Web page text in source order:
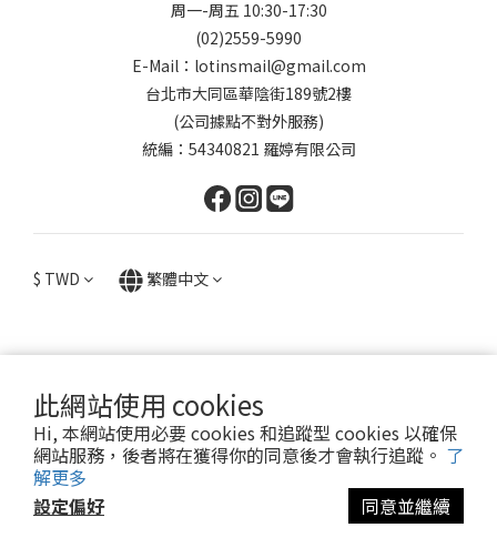
此網站使用 cookies
Hi, 本網站使用必要 cookies 和追蹤型 cookies 以確保
網站服務，後者將在獲得你的同意後才會執行追蹤。 了
解更多
設定偏好
同意並繼續
周一-周五 10:30-17:30
(02)2559-5990
E-Mail：lotinsmail@gmail.com
台北市大同區華陰街189號2樓
(公司據點不對外服務)
統編：54340821 羅婷有限公司
$ TWD 繁體中文
提醒您，我們不會以電話或簡訊方式通知變更付款方式。
Copyright© 2024 Lotin Accessory